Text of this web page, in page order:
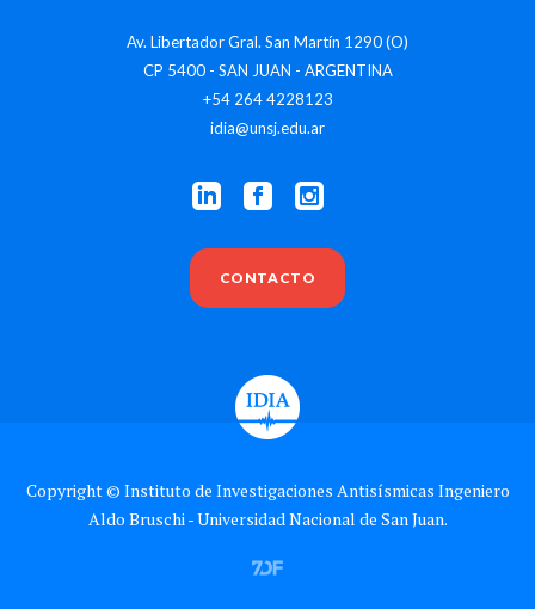
Av. Libertador Gral. San Martín 1290 (O)
CP 5400 - SAN JUAN - ARGENTINA
+54 264 4228123
idia@unsj.edu.ar
CONTACTO
Copyright © Instituto de Investigaciones Antisísmicas Ingeniero
Aldo Bruschi - Universidad Nacional de San Juan.